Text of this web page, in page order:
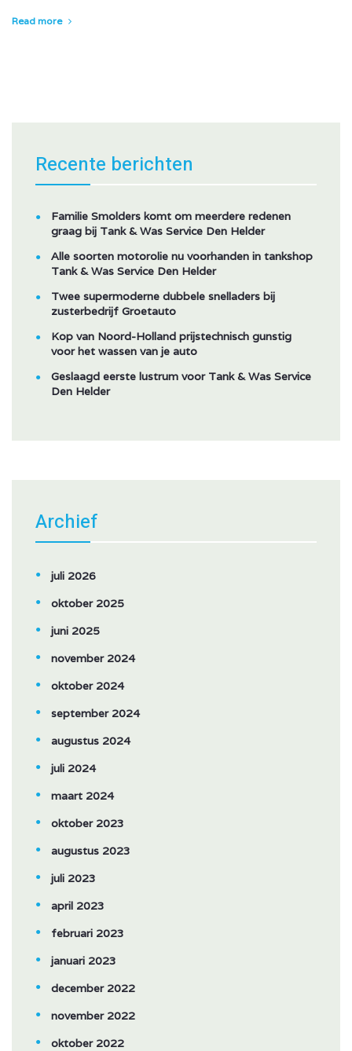
Read more
Recente berichten
Familie Smolders komt om meerdere redenen
graag bij Tank & Was Service Den Helder
Alle soorten motorolie nu voorhanden in tankshop
Tank & Was Service Den Helder
Twee supermoderne dubbele snelladers bij
zusterbedrijf Groetauto
Kop van Noord-Holland prijstechnisch gunstig
voor het wassen van je auto
Geslaagd eerste lustrum voor Tank & Was Service
Den Helder
Archief
juli 2026
oktober 2025
juni 2025
november 2024
oktober 2024
september 2024
augustus 2024
juli 2024
maart 2024
oktober 2023
augustus 2023
juli 2023
april 2023
februari 2023
januari 2023
december 2022
november 2022
oktober 2022